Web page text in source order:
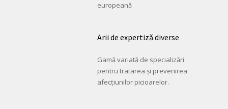
europeană
Arii de expertiză diverse
Gamă variată de specializări
pentru tratarea și prevenirea
afecțiunilor picioarelor.